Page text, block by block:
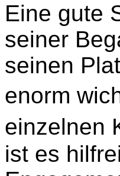
Eine gute
seiner
seinen
enorm
einzelnen
ist es